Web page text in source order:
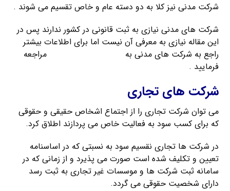
شرکت مدنی نیز کلا به دو دسته عام و خاص تقسیم می شوند .
شرکت های مدنی نیازی به ثبت قانونی در کشور ندارند پس در
این مقاله نیازی به معرفی آن نیست اما برای اطلاعات بیشتر
راجع به شرکت های مدنی به
مراجعه
فرمایید .
شرکت های تجاری
می توان شرکت تجاری را از اجتماع اشخاص حقیقی و حقوقی
که برای کسب سود به فعالیت خاص می پردازند اطلاق کرد.
در شرکت ها تجاری نقسیم سود به نسبتی که در اساسنامه
تعیین و تکلیف شده است صورت می پذیرد و از زمانی که در
سامانه ثبت شرکت ها و موسسات غیر تجاری به ثبت رسد
دارای شخصیت حقوقی می گردد.